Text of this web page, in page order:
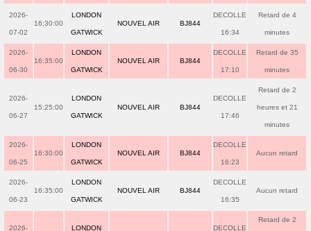
2026-
07-02
16:30:00
LONDON
GATWICK
NOUVEL AIR BJ844
DECOLLE
16:34
Retard de 4
minutes
2026-
06-30
16:35:00
LONDON
GATWICK
NOUVEL AIR BJ844
DECOLLE
17:10
Retard de 35
minutes
2026-
06-27
15:25:00
LONDON
GATWICK
NOUVEL AIR BJ844
DECOLLE
17:46
Retard de 2
heures et 21
minutes
2026-
06-25
16:30:00
LONDON
GATWICK
NOUVEL AIR BJ844
DECOLLE
16:23
Aucun retard
2026-
06-23
16:35:00
LONDON
GATWICK
NOUVEL AIR BJ844
DECOLLE
16:35
Aucun retard
2026- LONDON DECOLLE
Retard de 2